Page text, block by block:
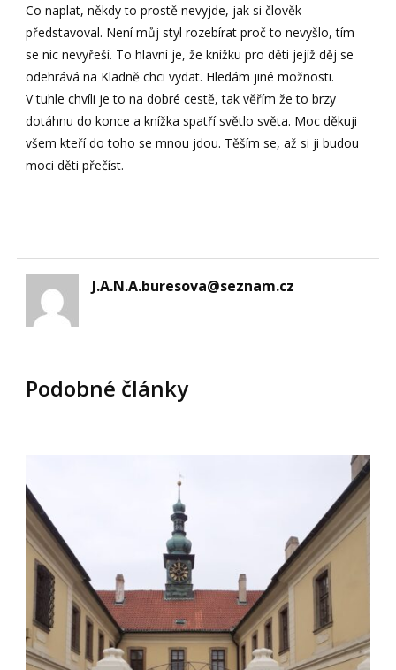
Co naplat, někdy to prostě nevyjde, jak si člověk
představoval. Není můj styl rozebírat proč to nevyšlo, tím
se nic nevyřeší. To hlavní je, že knížku pro děti jejíž děj se
odehrává na Kladně chci vydat. Hledám jiné možnosti.
V tuhle chvíli je to na dobré cestě, tak věřím že to brzy
dotáhnu do konce a knížka spatří světlo světa. Moc děkuji
všem kteří do toho se mnou jdou. Těším se, až si ji budou
moci děti přečíst.
J.A.N.A.buresova@seznam.cz
Podobné články